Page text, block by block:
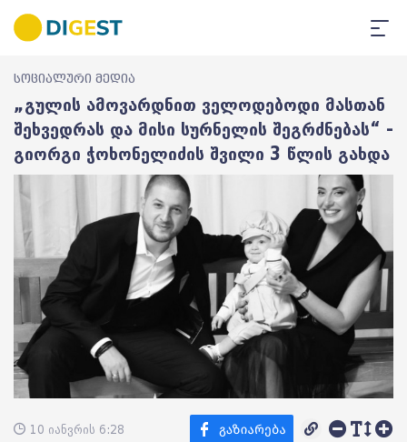
სოციალური მედია
„გულის ამოვარდნით ველოდებოდი მასთან
შეხვედრას და მისი სურნელის შეგრძნებას“ -
გიორგი ჭოხონელიძის შვილი 3 წლის გახდა
10 იანვრის 6:28